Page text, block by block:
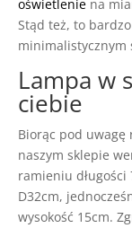
oświetlenie na
Stąd też, to
minimalistycznym
Lampa w
ciebie
Biorąc pod uwagę
naszym sklepie
ramieniu długości
D32cm,
wysokość 15cm.